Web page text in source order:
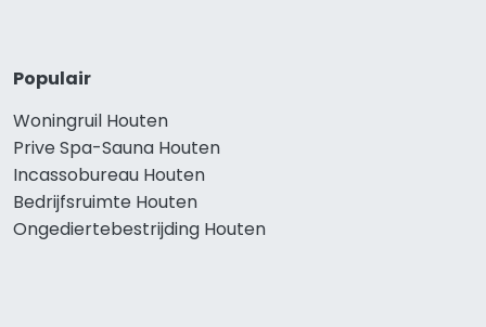
Populair
Woningruil Houten
Prive Spa-Sauna Houten
Incassobureau Houten
Bedrijfsruimte Houten
Ongediertebestrijding Houten